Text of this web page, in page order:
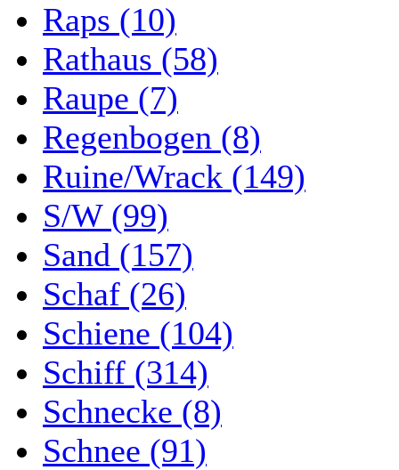
Raps (10)
Rathaus (58)
Raupe (7)
Regenbogen (8)
Ruine/Wrack (149)
S/W (99)
Sand (157)
Schaf (26)
Schiene (104)
Schiff (314)
Schnecke (8)
Schnee (91)